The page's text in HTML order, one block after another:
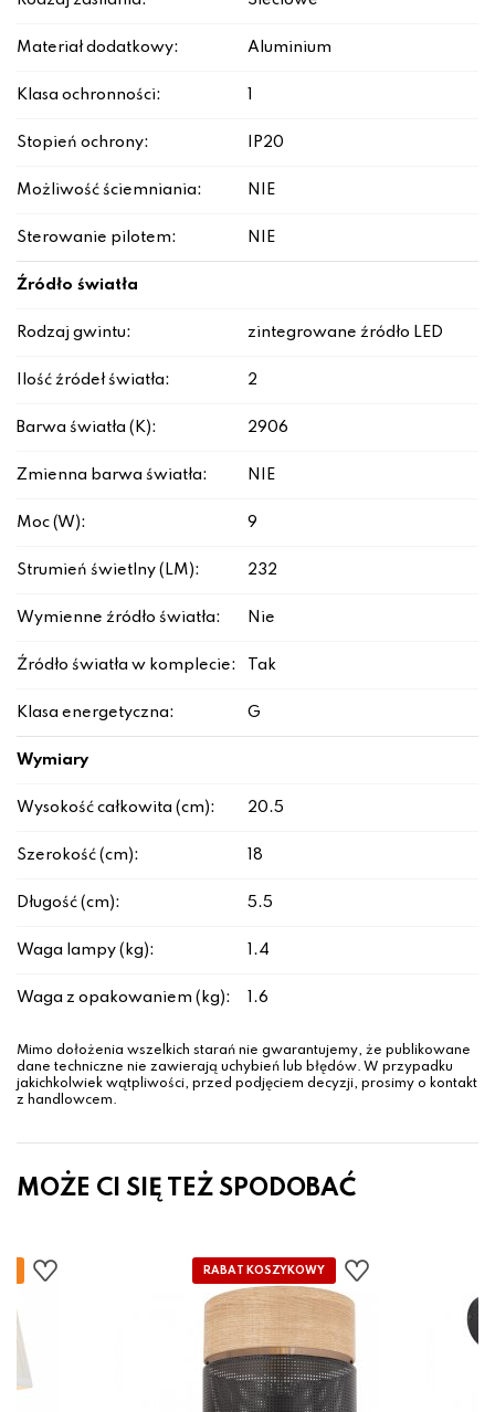
Materiał dodatkowy: Aluminium
Klasa ochronności:
Stopień ochrony: IP20
Możliwość ściemniania: NIE
Sterowanie pilotem: NIE
Źródło światła
Rodzaj gwintu: zintegrowane źródło LED
Ilość źródeł światła: 2
Barwa światła (K): 2906
Zmienna barwa światła: NIE
Moc (W): 9
Strumień świetlny (LM): 232
Wymienne źródło światła: Nie
Źródło światła w komplecie: Tak
Klasa energetyczna: G
Wymiary
Wysokość całkowita (cm): 20.5
Szerokość (cm): 18
Długość (cm): 5.5
Waga lampy (kg): 1.4
Waga z opakowaniem (kg): 1.6
Mimo dołożenia wszelkich starań nie gwarantujemy, że publikowane
dane techniczne nie zawierają uchybień lub błędów. W przypadku
jakichkolwiek wątpliwości, przed podjęciem decyzji, prosimy o kontakt
z handlowcem.
MOŻE CI SIĘ TEŻ SPODOBAĆ